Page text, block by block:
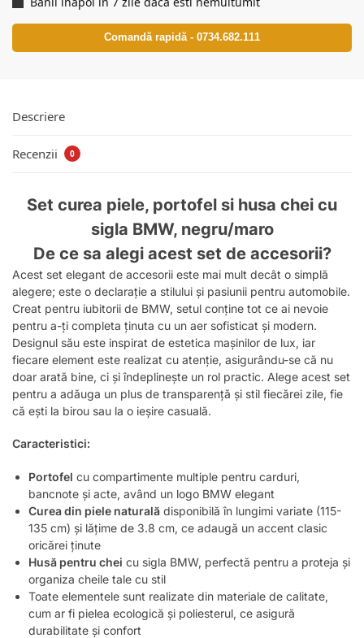
Comandă rapidă - 0734.682.111
Descriere
Recenzii 0
Set curea piele, portofel si husa chei cu
sigla BMW, negru/maro
De ce sa alegi acest set de accesorii?
Acest set elegant de accesorii este mai mult decât o simplă
alegere; este o declarație a stilului și pasiunii pentru automobile.
Creat pentru iubitorii de BMW, setul conține tot ce ai nevoie
pentru a-ți completa ținuta cu un aer sofisticat și modern.
Designul său este inspirat de estetica mașinilor de lux, iar
fiecare element este realizat cu atenție, asigurându-se că nu
doar arată bine, ci și îndeplinește un rol practic. Alege acest set
pentru a adăuga un plus de transparență și stil fiecărei zile, fie
că ești la birou sau la o ieșire casuală.
Caracteristici:
Portofel cu compartimente multiple pentru carduri,
bancnote și acte, având un logo BMW elegant
Curea din piele naturală disponibilă în lungimi variate (115-
135 cm) și lățime de 3.8 cm, ce adaugă un accent clasic
oricărei ținute
Husă pentru chei cu sigla BMW, perfectă pentru a proteja și
organiza cheile tale cu stil
Toate elementele sunt realizate din materiale de calitate,
cum ar fi pielea ecologică și poliesterul, ce asigură
durabilitate și confort